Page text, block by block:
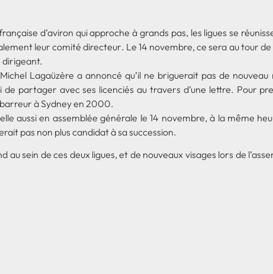
d’aviron qui approche à grands pas, les ligues se
leur comité directeur. Le 14 novembre, ce sera au tour
dirigeant.
Lagaüzère a annoncé qu’il ne briguerait pas de
de partager avec ses licenciés au travers d’une lettre. Pour
à Sydney en 2000.
aussi en assemblée générale le 14 novembre, à la même
pas non plus candidat à sa succession.
sein de ces deux ligues, et de nouveaux visages lors de